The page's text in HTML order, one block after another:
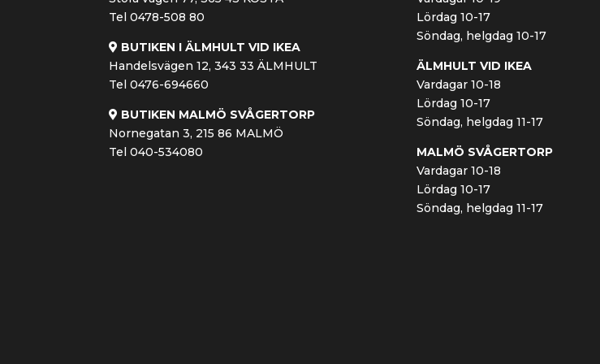
Tel 0478-508 80
BUTIKEN I ÄLMHULT VID IKEA
Handelsvägen 12, 343 33 ÄLMHULT
Tel 0476-694660
BUTIKEN MALMÖ SVÅGERTORP
Nornegatan 3, 215 86 MALMÖ
Tel 040-534080
Lördag 10-17
Söndag, helgdag 10-17
ÄLMHULT VID IKEA
Vardagar 10-18
Lördag 10-17
Söndag, helgdag 11-17
MALMÖ SVÅGERTORP
Vardagar 10-18
Lördag 10-17
Söndag, helgdag 11-17